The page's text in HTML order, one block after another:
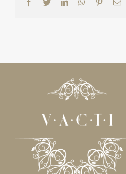
Facebook
TwitterLinkedInWhatsApp
Pinterest